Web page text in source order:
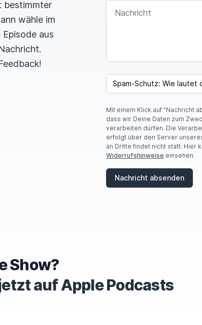
bestimmter
wähle im
aus
NACHRICHT
SPAM CAPTCHA
Mit einem Klick auf "Nachricht
dass wir Deine Daten zum
verarbeiten dürfen. Die
erfolgt über den Server
an Dritte findet nicht statt. Hier
Widerrufshinweise einsehen.
Nachricht absenden
Show?
auf Apple Podcasts